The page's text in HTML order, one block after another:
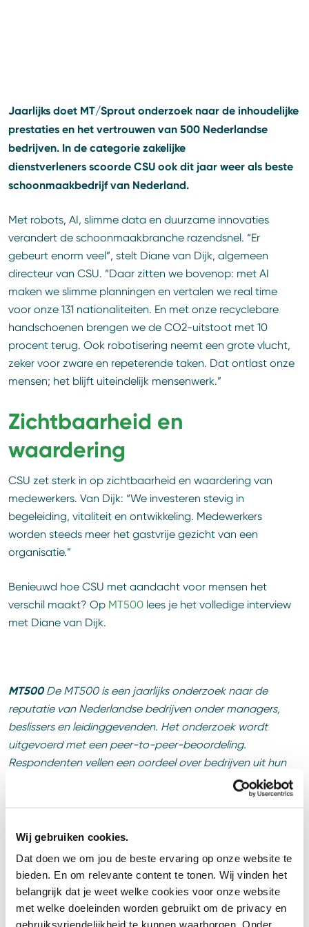
Wij gebruiken cookies.
Dat doen we om jou de beste ervaring op onze website te
bieden. En om relevante content te tonen. Wij vinden het
belangrijk dat je weet welke cookies voor onze website
met welke doeleinden worden gebruikt om de privacy en
gebruiksvriendelijkheid te kunnen waarborgen. Onder
Jaarlijks doet MT/Sprout onderzoek naar de inhoudelijke
prestaties en het vertrouwen van 500 Nederlandse
bedrijven. In de categorie zakelijke
dienstverleners scoorde CSU ook dit jaar weer als beste
schoonmaakbedrijf van Nederland.
Met robots, AI, slimme data en duurzame innovaties
verandert de schoonmaakbranche razendsnel. “Er
gebeurt enorm veel”, stelt Diane van Dijk, algemeen
directeur van CSU. “Daar zitten we bovenop: met AI
maken we slimme planningen en vertalen we real time
voor onze 131 nationaliteiten. En met onze recyclebare
handschoenen brengen we de CO2-uitstoot met 10
procent terug. Ook robotisering neemt een grote vlucht,
zeker voor zware en repeterende taken. Dat ontlast onze
mensen; het blijft uiteindelijk mensenwerk.”
Zichtbaarheid en
waardering
CSU zet sterk in op zichtbaarheid en waardering van
medewerkers. Van Dijk: “We investeren stevig in
begeleiding, vitaliteit en ontwikkeling. Medewerkers
worden steeds meer het gastvrije gezicht van een
organisatie.”
Benieuwd hoe CSU met aandacht voor mensen het
verschil maakt? Op MT500 lees je het volledige interview
met Diane van Dijk.
MT500 De MT500 is een jaarlijks onderzoek naar de
reputatie van Nederlandse bedrijven onder managers,
beslissers en leidinggevenden. Het onderzoek wordt
uitgevoerd met een peer-to-peer-beoordeling.
Respondenten vellen een oordeel over bedrijven uit hun
eigen branche op klantgerichtheid, productleiderschap,
kwaliteit van uitvoering, goed werkgeverschap en
Artikel geplaatst op30 juni 2026
Deel dit artikel